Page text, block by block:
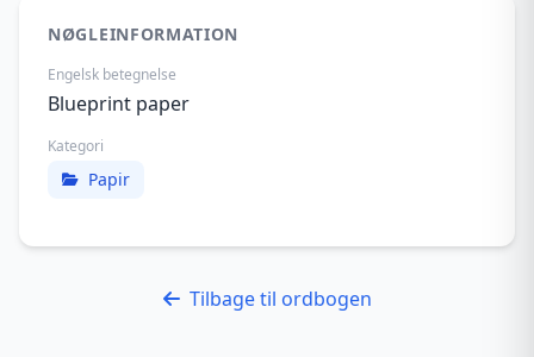
NØGLEINFORMATION
Engelsk betegnelse
Blueprint paper
Kategori
Papir
Tilbage til ordbogen